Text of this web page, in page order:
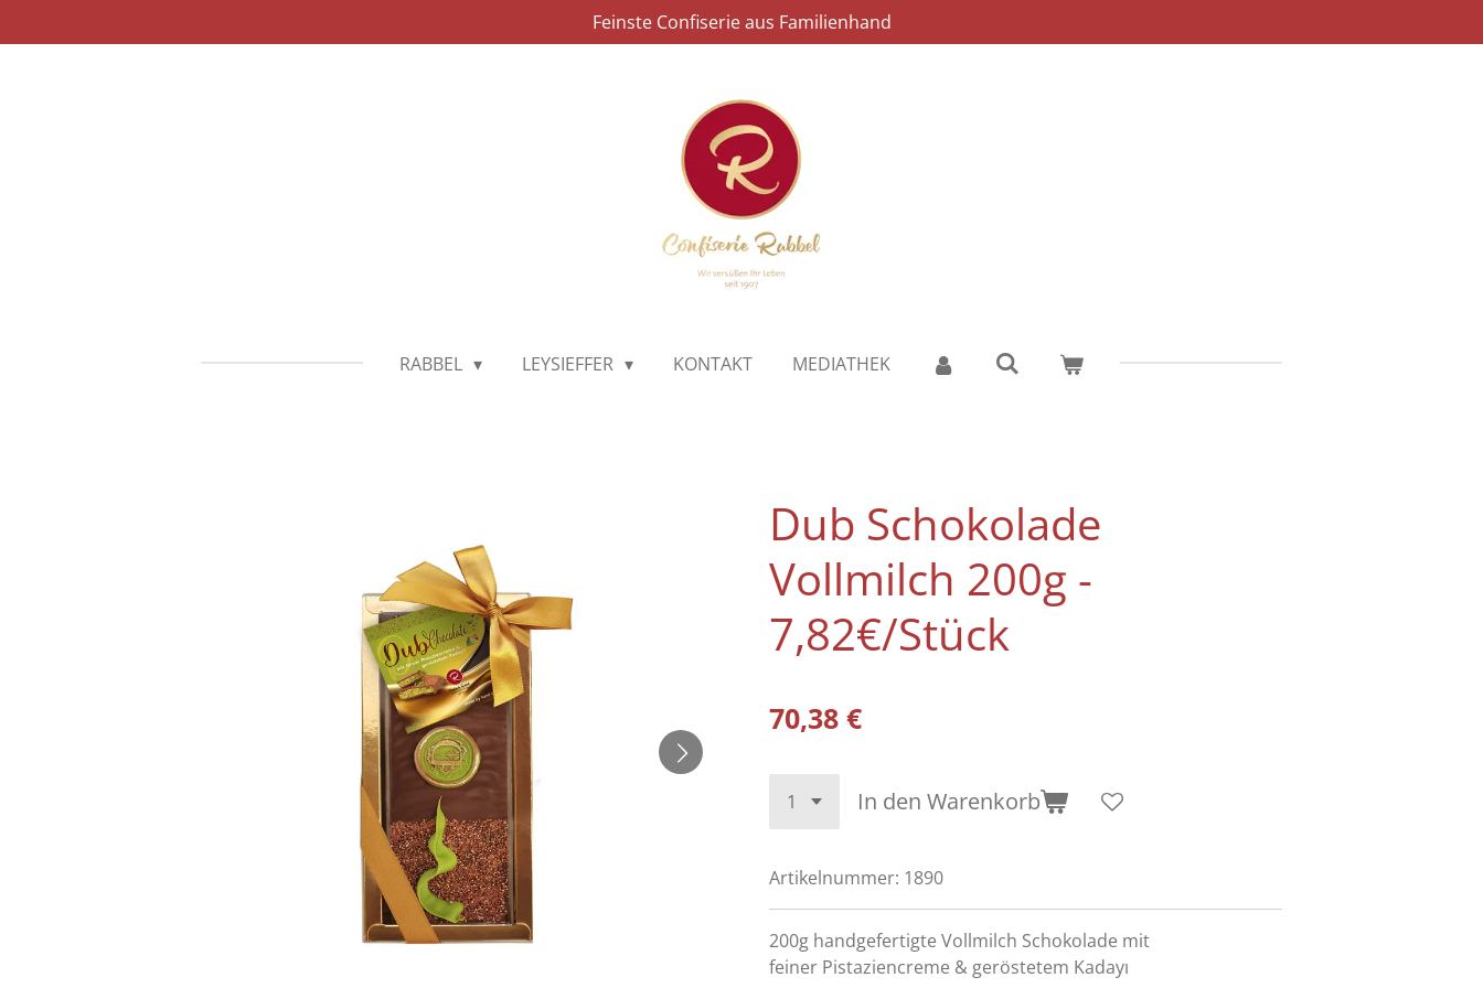
Hauptinhalt
Feinste Confiserie aus Familienhand
RABBEL LEYSIEFFER KONTAKT MEDIATHEK
Dub Schokolade
Vollmilch 200g -
7,82€/Stück
70,38 €
In den Warenkorb
Artikelnummer: 1890
200g handgefertigte Vollmilch Schokolade mit
feiner Pistaziencreme & geröstetem Kadayı